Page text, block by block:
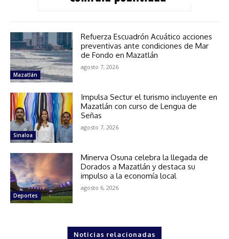
Mazatlán
Refuerza Escuadrón Acuático acciones
preventivas ante condiciones de Mar
de Fondo en Mazatlán
agosto 7, 2026
Sinaloa
Impulsa Sectur el turismo incluyente en
Mazatlán con curso de Lengua de
Señas
agosto 7, 2026
Deportes
Minerva Osuna celebra la llegada de
Dorados a Mazatlán y destaca su
impulso a la economía local
agosto 6, 2026
Noticias relacionadas